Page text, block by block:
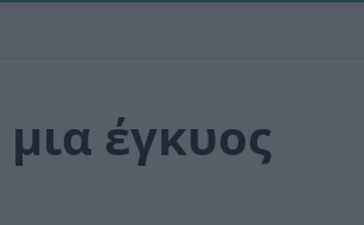
έγκυος